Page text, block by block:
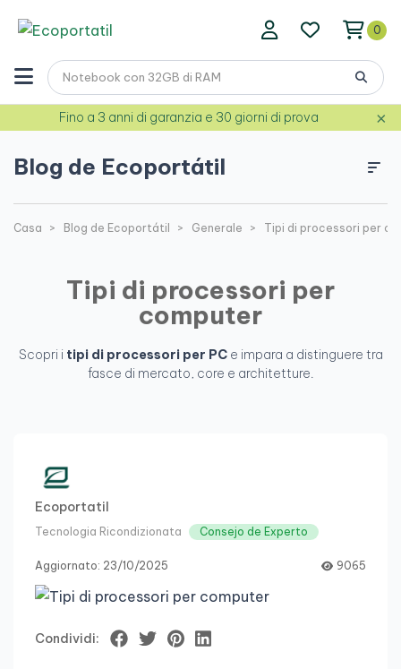
0
Fino a 3 anni di garanzia e 30 giorni di prova ×
Blog de Ecoportátil
Casa Blog de Ecoportátil Generale Tipi di processori per
Tipi di processori per
computer
Scopri i tipi di processori per PCe impara a distinguere tra
fasce di mercato, core e architetture.
Ecoportatil
Tecnologia Ricondizionata Consejo de Experto
Aggiornato: 23/10/2025 9065
Condividi: